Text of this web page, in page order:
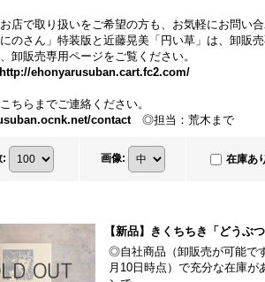
店で取り扱いをご希望の方も、お気軽にお問い合
にのさん」特装版と近藤晃美「円い草」は、卸販売
卸販売専用ページをご覧ください。
http://ehonyarusuban.cart.fc2.com/
ちらまでご連絡ください。
contact◎担当：荒木まで
: 画像: 在庫あ
【新品】きくちちき「どうぶ
◎自社商品（卸販売が可能で
月10日時点）で充分な在庫